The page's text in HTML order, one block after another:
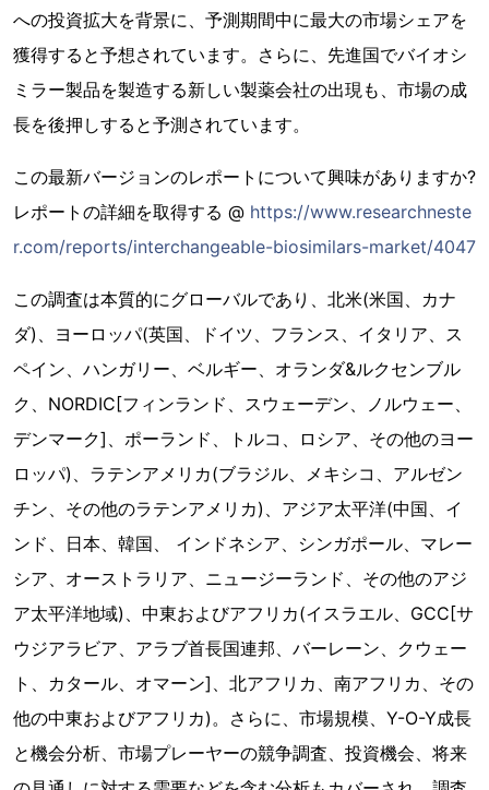
への投資拡大を背景に、予測期間中に最大の市場シェアを
獲得すると予想されています。さらに、先進国でバイオシ
ミラー製品を製造する新しい製薬会社の出現も、市場の成
長を後押しすると予測されています。
この最新バージョンのレポートについて興味がありますか?
レポートの詳細を取得する @ https://www.researchneste
r.com/reports/interchangeable-biosimilars-market/4047
この調査は本質的にグローバルであり、北米(米国、カナ
ダ)、ヨーロッパ(英国、ドイツ、フランス、イタリア、ス
ペイン、ハンガリー、ベルギー、オランダ&ルクセンブル
ク、NORDIC[フィンランド、スウェーデン、ノルウェー、
デンマーク]、ポーランド、トルコ、ロシア、その他のヨー
ロッパ)、ラテンアメリカ(ブラジル、メキシコ、アルゼン
チン、その他のラテンアメリカ)、アジア太平洋(中国、イ
ンド、日本、韓国、 インドネシア、シンガポール、マレー
シア、オーストラリア、ニュージーランド、その他のアジ
ア太平洋地域)、中東およびアフリカ(イスラエル、GCC[サ
ウジアラビア、アラブ首長国連邦、バーレーン、クウェー
ト、カタール、オマーン]、北アフリカ、南アフリカ、その
他の中東およびアフリカ)。さらに、市場規模、Y-O-Y成長
と機会分析、市場プレーヤーの競争調査、投資機会、将来